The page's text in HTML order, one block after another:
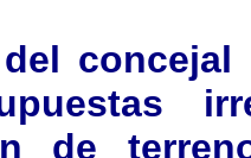
concejal
de